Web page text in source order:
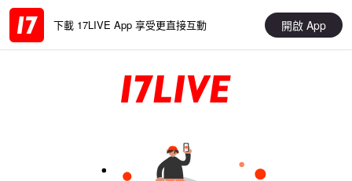
下載 17LIVE App 享受更直接互動 開啟 App